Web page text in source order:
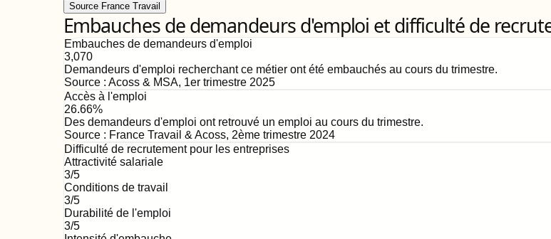
Source France Travail
Embauches de demandeurs d'emploi et difficulté de
Embauches de demandeurs d'emploi
3,070
Demandeurs d'emploi recherchant ce métier ont été embauchés au cours du trimestre.
Source : Acoss & MSA, 1er trimestre 2025
Accès à l'emploi
26.66%
Des demandeurs d'emploi ont retrouvé un emploi au cours du trimestre.
Source : France Travail & Acoss, 2ème trimestre 2024
Difficulté de recrutement pour les entreprises
Attractivité salariale
3/5
Conditions de travail
3/5
Durabilité de l'emploi
3/5